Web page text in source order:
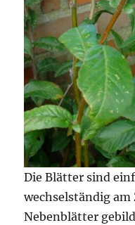
Die Blätter sind
wechselständig am
Nebenblätter